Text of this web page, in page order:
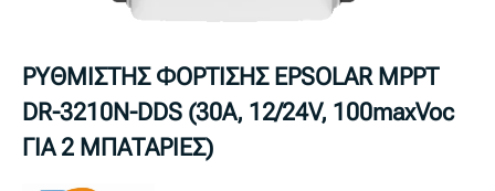
ΡΥΘΜΙΣΤΗΣ ΦΟΡΤΙΣΗΣ EPSOLAR MPPT
DR-3210N-DDS (30A, 12/24V, 100maxVoc
ΓΙΑ 2 ΜΠΑΤΑΡΙΕΣ)